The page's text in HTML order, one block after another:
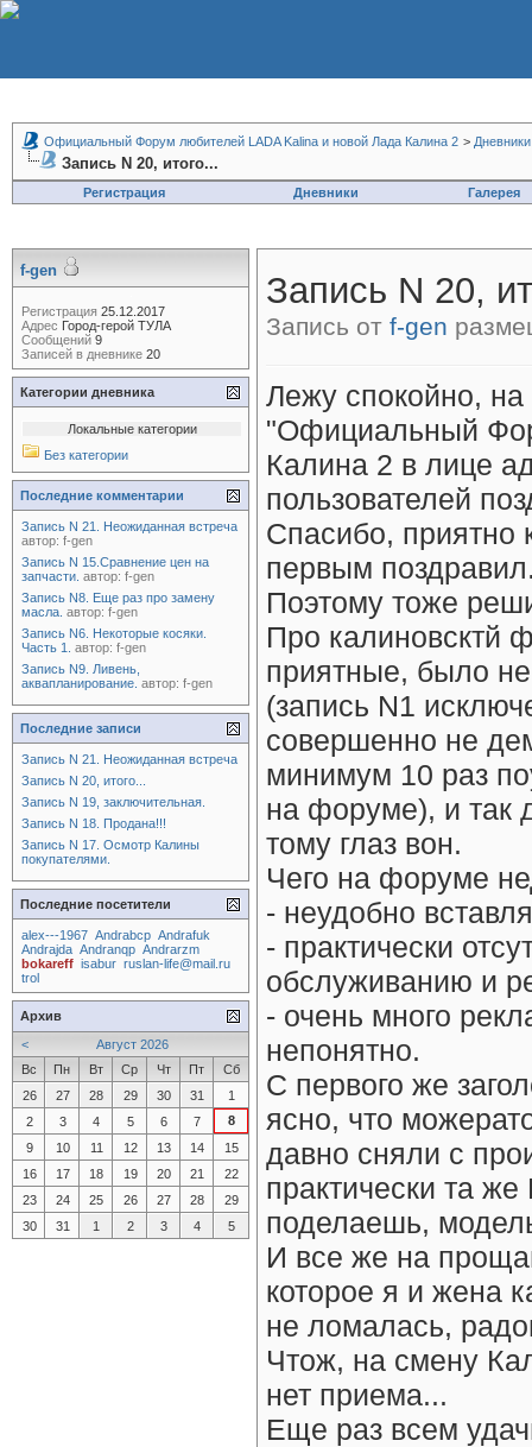
Официальный Форум любителей LADA Kalina и новой Лада Калина 2 > Дневники
Запись N 20, итого...
Регистрация Дневники Галерея
Запись N 20,
Запись от f-gen
Лежу спокойно,
"Официальный
Калина 2 в лице
пользователей
Спасибо, приятно
первым
Поэтому тоже
Про калиновсктй
приятные, было
(запись N1
совершенно не
минимум 10 раз
на форуме), и так
тому глаз вон.
Чего на форуме
- неудобно
- практически
обслуживанию и
- очень много
непонятно.
С первого же
ясно, что
давно сняли с
практически та
поделаешь,
И все же на
которое я и жена
не ломалась,
Чтож, на смену
нет приема...
Еще раз всем
f-gen
Регистрация 25.12.2017
Адрес Город-герой ТУЛА
Сообщений 9
Записей в дневнике 20
Категории дневника
Локальные категории
Без категории
Последние комментарии
Запись N 21. Неожиданная встреча
автор: f-gen
Запись N 15.Сравнение цен на
запчасти. автор: f-gen
Запись N8. Еще раз про замену
масла. автор: f-gen
Запись N6. Некоторые косяки.
Часть 1.
автор: f-gen
Запись N9. Ливень,
аквапланирование. автор: f-gen
Последние записи
Запись N 21. Неожиданная встреча
Запись N 20, итого...
Запись N 19, заключительная.
Запись N 18. Продана!!!
Запись N 17. Осмотр Калины
покупателями.
Последние посетители
alex---1967 Andrabcp Andrafuk
Andrajda Andranqp Andrarzm
bokareff isabur ruslan-life@mail.ru
trol
Архив
<
Август 2026
Вс
Пн Вт Ср Чт Пт
Сб
26
27 28 29 30 31
1
2
3 4 5 6 7
8
9
10 11 12 13 14
15
16
17 18 19 20 21
22
23
24 25 26 27 28
29
30
31 1 2 3 4 5